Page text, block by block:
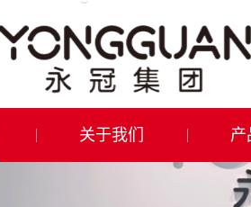
关于我们 产